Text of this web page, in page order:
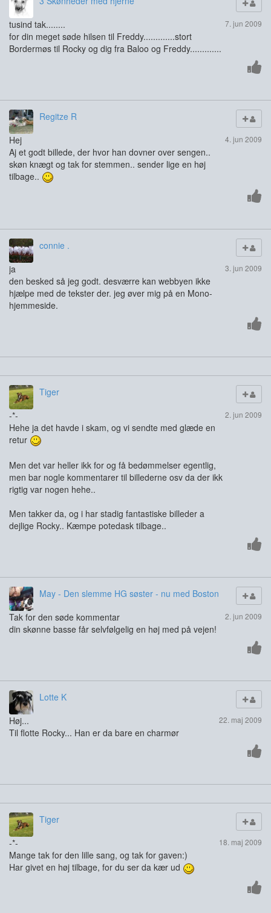
7. jun 2009
tusind tak........
for din meget søde hilsen til Freddy.............stort
Bordermøs til Rocky og dig fra Baloo og Freddy.............
Regitze R
4. jun 2009
Hej
Aj et godt billede, der hvor han dovner over sengen..
skøn knægt og tak for stemmen.. sender lige en høj
tilbage..
connie .
3. jun 2009
ja
den besked så jeg godt. desværre kan webbyen ikke
hjælpe med de tekster der. jeg øver mig på en Mono-
hjemmeside.
Tiger
2. jun 2009
-*-
Hehe ja det havde i skam, og vi sendte med glæde en
retur
Men det var heller ikk for og få bedømmelser egentlig,
men bar nogle kommentarer til billederne osv da der ikk
rigtig var nogen hehe..
Men takker da, og i har stadig fantastiske billeder a
dejlige Rocky.. Kæmpe potedask tilbage..
May - Den slemme HG søster - nu med Boston
2. jun 2009
Tak for den søde kommentar
din skønne basse får selvfølgelig en høj med på vejen!
Lotte K
22. maj 2009
Høj...
Til flotte Rocky... Han er da bare en charmør
Tiger
18. maj 2009
-*-
Mange tak for den lille sang, og tak for gaven:)
Har givet en høj tilbage, for du ser da kær ud